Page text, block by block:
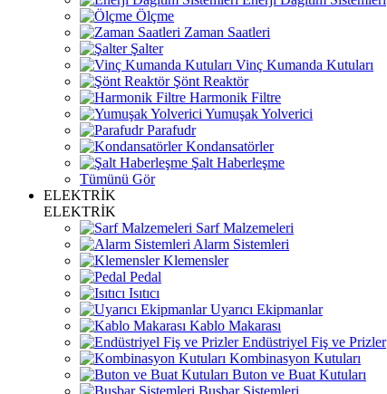
Ölçme
Zaman Saatleri
Şalter
Vinç Kumanda Kutuları
Şönt Reaktör
Harmonik Filtre
Yumuşak Yolverici
Parafudr
Kondansatörler
Şalt Haberleşme
Tümünü Gör
ELEKTRİK
ELEKTRİK
Sarf Malzemeleri
Alarm Sistemleri
Klemensler
Pedal
Isıtıcı
Uyarıcı Ekipmanlar
Kablo Makarası
Endüstriyel Fiş ve Prizler
Kombinasyon Kutuları
Buton ve Buat Kutuları
Busbar Sistemleri